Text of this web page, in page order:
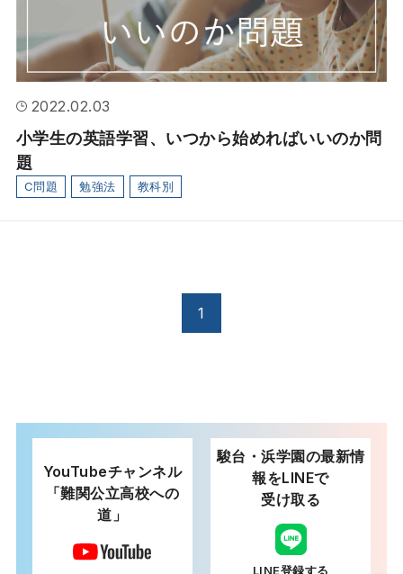
2022.02.03
小学生の英語学習、いつから始めればいいのか問
題
C問題 勉強法 教科別
1
YouTubeチャンネル
「難関公立高校への
道」
駿台・浜学園の最新情
報をLINEで
受け取る
LINE登録する